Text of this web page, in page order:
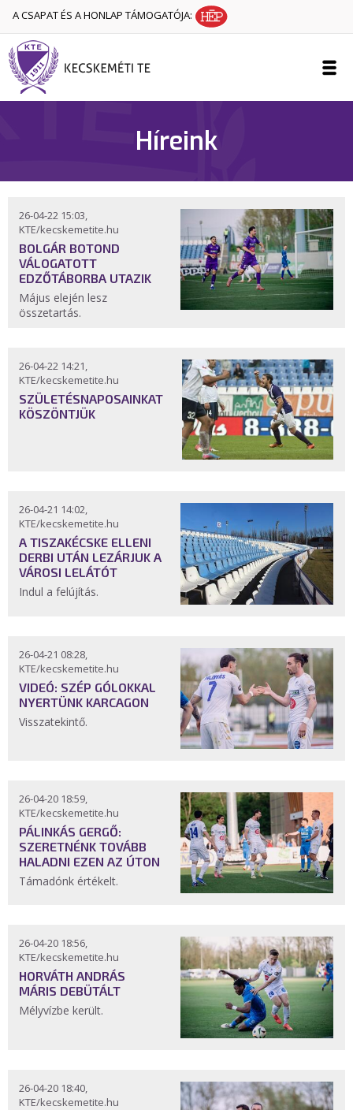
A CSAPAT ÉS A HONLAP TÁMOGATÓJA:
Híreink
26-04-22 15:03,
KTE/kecskemetite.hu
BOLGÁR BOTOND
VÁLOGATOTT
EDZŐTÁBORBA UTAZIK
Május elején lesz
összetartás.
26-04-22 14:21,
KTE/kecskemetite.hu
SZÜLETÉSNAPOSAINKAT
KÖSZÖNTJÜK
26-04-21 14:02,
KTE/kecskemetite.hu
A TISZAKÉCSKE ELLENI
DERBI UTÁN LEZÁRJUK A
VÁROSI LELÁTÓT
Indul a felújítás.
26-04-21 08:28,
KTE/kecskemetite.hu
VIDEÓ: SZÉP GÓLOKKAL
NYERTÜNK KARCAGON
Visszatekintő.
26-04-20 18:59,
KTE/kecskemetite.hu
PÁLINKÁS GERGŐ:
SZERETNÉNK TOVÁBB
HALADNI EZEN AZ ÚTON
Támadónk értékelt.
26-04-20 18:56,
KTE/kecskemetite.hu
HORVÁTH ANDRÁS
MÁRIS DEBÜTÁLT
Mélyvízbe került.
26-04-20 18:40,
KTE/kecskemetite.hu